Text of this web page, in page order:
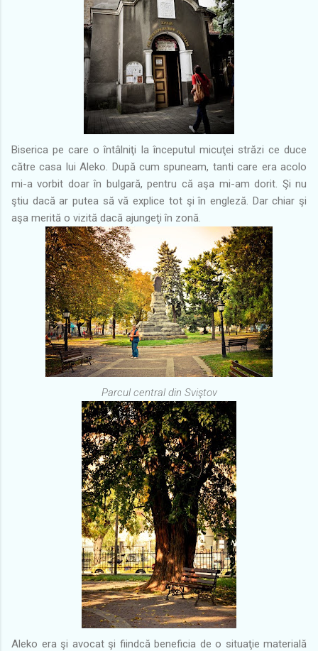
Biserica pe care o întâlniţi la începutul micuţei străzi ce duce
către casa lui Aleko. După cum spuneam, tanti care era acolo
mi-a vorbit doar în bulgară, pentru că aşa mi-am dorit. Şi nu
ştiu dacă ar putea să vă explice tot şi în engleză. Dar chiar şi
aşa merită o vizită dacă ajungeţi în zonă.
Parcul central din Sviştov
Aleko era şi avocat şi fiindcă beneficia de o situaţie materială